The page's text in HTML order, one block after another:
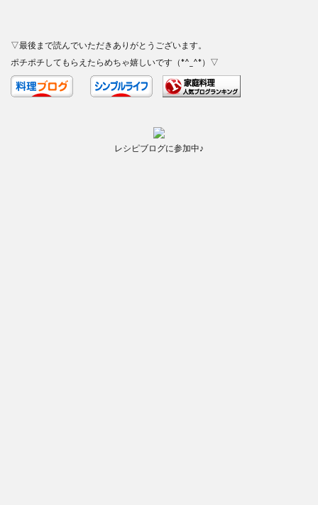
▽最後まで読んでいただきありがとうございます。
ポチポチしてもらえたらめちゃ嬉しいです（*^_^*）▽
レシピブログに参加中♪